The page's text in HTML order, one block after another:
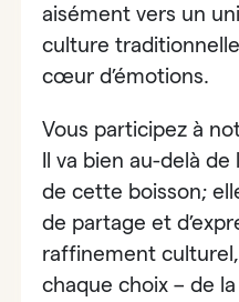
aisément vers un
culture
cœur d’émotions.
Vous participez à
Il va bien au-delà
de cette boisson;
de partage et
raffinement
chaque choix – de